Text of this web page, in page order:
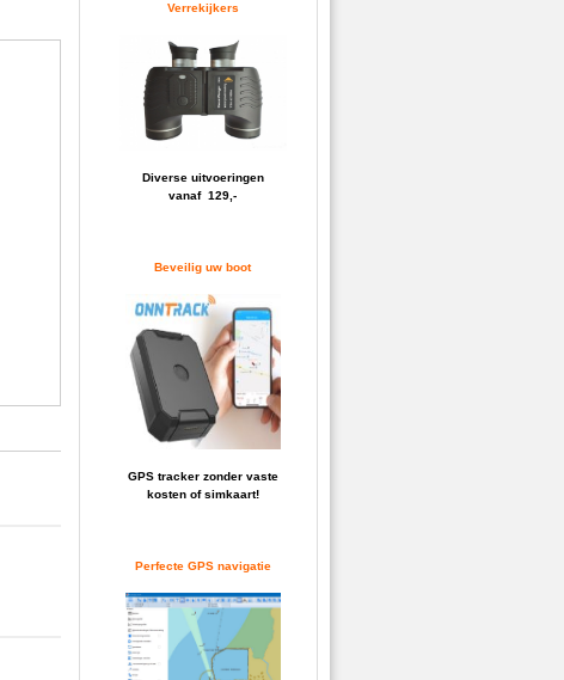
Verrekijkers
Diverse uitvoeringen
vanaf 129,-
Beveilig uw boot
GPS tracker zonder vaste
kosten of simkaart!
Perfecte GPS navigatie